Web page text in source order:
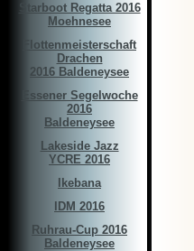
Starboot Regatta 2016
Moehnesee
Flottenmeisterschaft
Drachen
2016 Baldeneysee
Essener Segelwoche
2016
Baldeneysee
Lakeside Jazz
YCRE 2016
Ikebana
IDM 2016
Ruhrau-Cup 2016
Baldeneysee